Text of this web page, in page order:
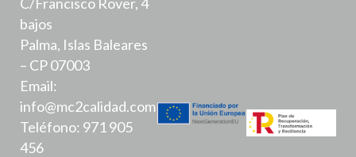
bajos
Palma, Islas Baleares
– CP 07003
Email:
info@mc2calidad.com
Teléfono: 971 905
456